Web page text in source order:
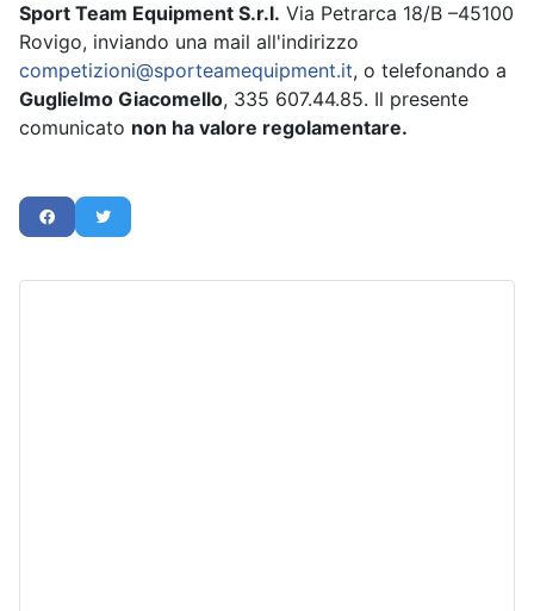
Sport Team Equipment S.r.l. Via Petrarca 18/B –45100
Rovigo, inviando una mail all'indirizzo
competizioni@sporteamequipment.it, o telefonando a
Guglielmo Giacomello, 335 607.44.85. Il presente
comunicato non ha valore regolamentare.